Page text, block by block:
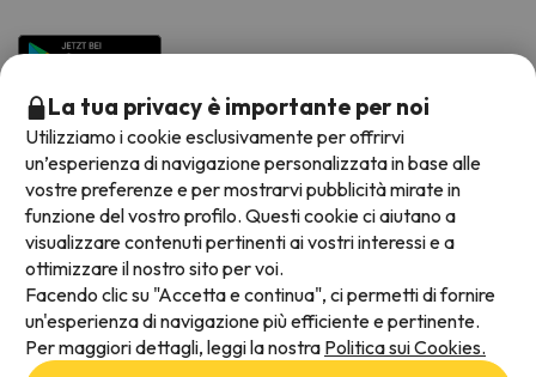
Metodi di pagamento disponibili
La tua privacy è importante per noi
Utilizziamo i cookie esclusivamente per offrirvi
un’esperienza di navigazione personalizzata in base alle
vostre preferenze e per mostrarvi pubblicità mirate in
funzione del vostro profilo. Questi cookie ci aiutano a
visualizzare contenuti pertinenti ai vostri interessi e a
ottimizzare il nostro sito per voi.
Facendo clic su "Accetta e continua", ci permetti di fornire
un'esperienza di navigazione più efficiente e pertinente.
Per maggiori dettagli, leggi la nostra Politica sui Cookies.